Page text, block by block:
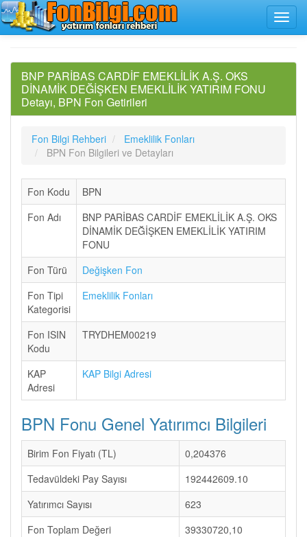
BNP PARİBAS CARDİF EMEKLİLİK A.Ş. OKS
DİNAMİK DEĞİŞKEN EMEKLİLİK YATIRIM FONU
Detayı, BPN Fon Getirileri
Fon Bilgi Rehberi
Emeklilik Fonları
BPN Fon Bilgileri ve Detayları
Fon Kodu
BPN
Fon Adı
BNP PARİBAS CARDİF EMEKLİLİK A.Ş. OKS
DİNAMİK DEĞİŞKEN EMEKLİLİK YATIRIM
FONU
Fon Türü
Değişken Fon
Fon Tipi
Kategorisi
Emeklilik Fonları
Fon ISIN
Kodu
TRYDHEM00219
KAP
Adresi
KAP Bilgi Adresi
BPN Fonu Genel Yatırımcı Bilgileri
Birim Fon Fiyatı (TL)
0,204376
Tedavüldeki Pay Sayısı
192442609.10
Yatırımcı Sayısı
623
Fon Toplam Değeri
39330720,10